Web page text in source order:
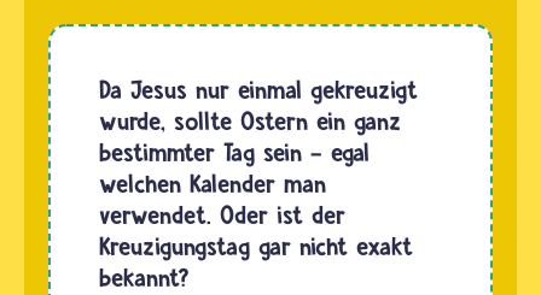
Da Jesus nur einmal gekreuzigt
wurde, sollte Ostern ein ganz
bestimmter Tag sein – egal
welchen Kalender man
verwendet. Oder ist der
Kreuzigungstag gar nicht exakt
bekannt?